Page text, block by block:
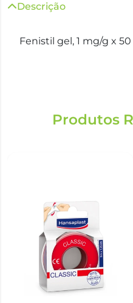
Descrição
Fenistil gel, 1 mg/g x
Produtos